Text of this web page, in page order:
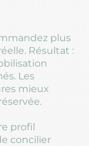
plus
Résultat :
Les
mieux
profil
concilier